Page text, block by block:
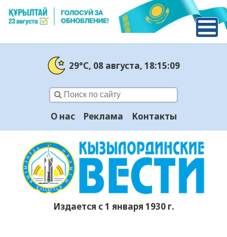
29°C, 08 августа, 18:15:10
О нас Реклама Контакты
Издается с 1 января 1930 г.